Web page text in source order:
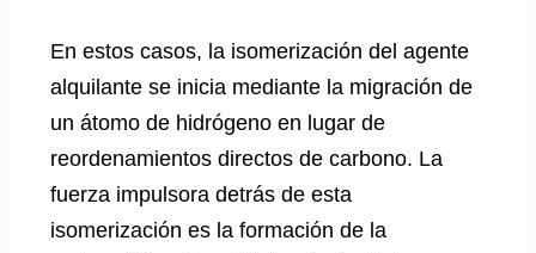
En estos casos, la isomerización del agente
alquilante se inicia mediante la migración de
un átomo de hidrógeno en lugar de
reordenamientos directos de carbono. La
fuerza impulsora detrás de esta
isomerización es la formación de la